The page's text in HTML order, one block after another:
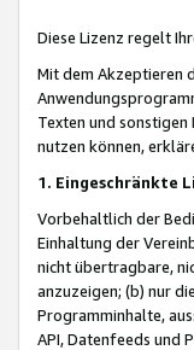
Diese Lizenz regelt
Mit dem Akzeptieren
Texten und
nutzen können,
1. Eingeschränkte
Vorbehaltlich der
Einhaltung der
nicht übertragbare,
anzuzeigen; (b) nur
Programminhalte,
API, Datenfeeds und